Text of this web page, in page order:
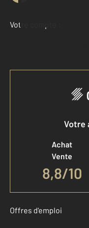
Votre compte :
Votre
Achat
Vente
8,8/10
Offres d'emploi